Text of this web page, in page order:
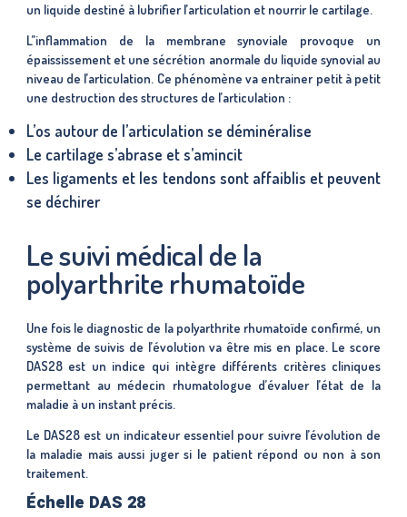
un liquide destiné à lubrifier l’articulation et nourrir le cartilage.
L’’inflammation de la membrane synoviale provoque un
épaississement et une sécrétion anormale du liquide synovial au
niveau de l’articulation. Ce phénomène va entrainer petit à petit
une destruction des structures de l’articulation :
L’os autour de l’articulation se déminéralise
Le cartilage s’abrase et s’amincit
Les ligaments et les tendons sont affaiblis et peuvent
se déchirer
Le suivi médical de la
polyarthrite rhumatoïde
Une fois le diagnostic de la polyarthrite rhumatoïde confirmé, un
système de suivis de l’évolution va être mis en place. Le score
DAS28 est un indice qui intègre différents critères cliniques
permettant au médecin rhumatologue d’évaluer l’état de la
maladie à un instant précis.
Le DAS28 est un indicateur essentiel pour suivre l’évolution de
la maladie mais aussi juger si le patient répond ou non à son
traitement.
Échelle DAS 28